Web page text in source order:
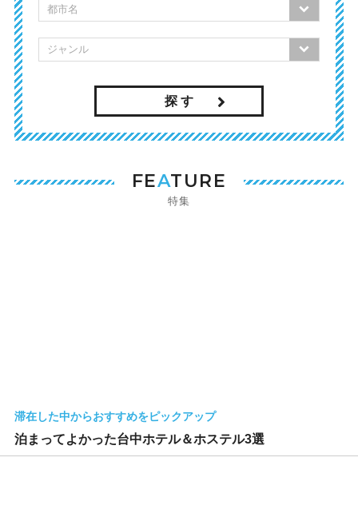
探 す
FEATURE
特集
滞在した中からおすすめをピックアップ
泊まってよかった台中ホテル＆ホステル3選